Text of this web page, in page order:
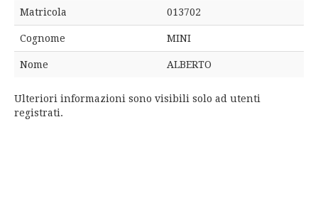
Matricola 013702
Cognome MINI
Nome ALBERTO
Ulteriori informazioni sono visibili solo ad utenti
registrati.